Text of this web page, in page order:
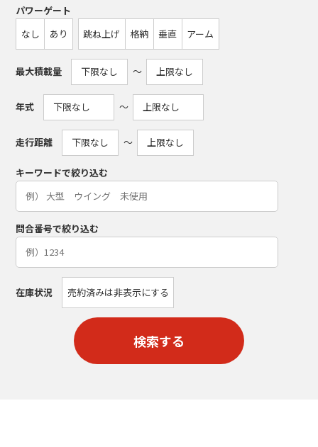
パワーゲート
なし
あり 跳ね上げ 格納 垂直 アーム
最大積載量 〜
年式 〜
走行距離 〜
キーワードで絞り込む
問合番号で絞り込む
在庫状況 売約済みは非表示にする
検索する